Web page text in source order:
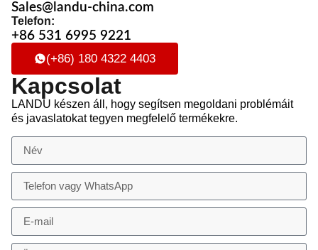
Sales@landu-china.com
Telefon:
+86 531 6995 9221
(+86) 180 4322 4403
Kapcsolat
LANDU készen áll, hogy segítsen megoldani problémáit
és javaslatokat tegyen megfelelő termékekre.